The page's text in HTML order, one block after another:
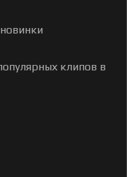
клипов в